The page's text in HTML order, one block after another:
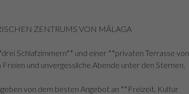
ZENTRUMS VON MÁLAGA
Schlafzimmern** und einer **privaten Terrasse von
und unvergessliche Abende unter den Sternen.
von dem besten Angebot an **Freizeit, Kultur